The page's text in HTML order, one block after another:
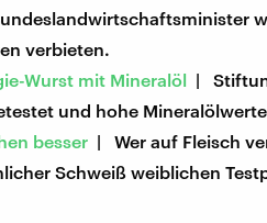
verbieten.
Wurst mit Mineralöl |
und hohe
besser | Wer auf Fleisch
Schweiß weiblichen